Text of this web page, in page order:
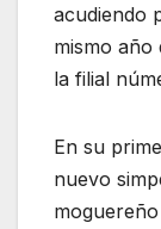
acudiendo
mismo año
la filial
En su
nuevo